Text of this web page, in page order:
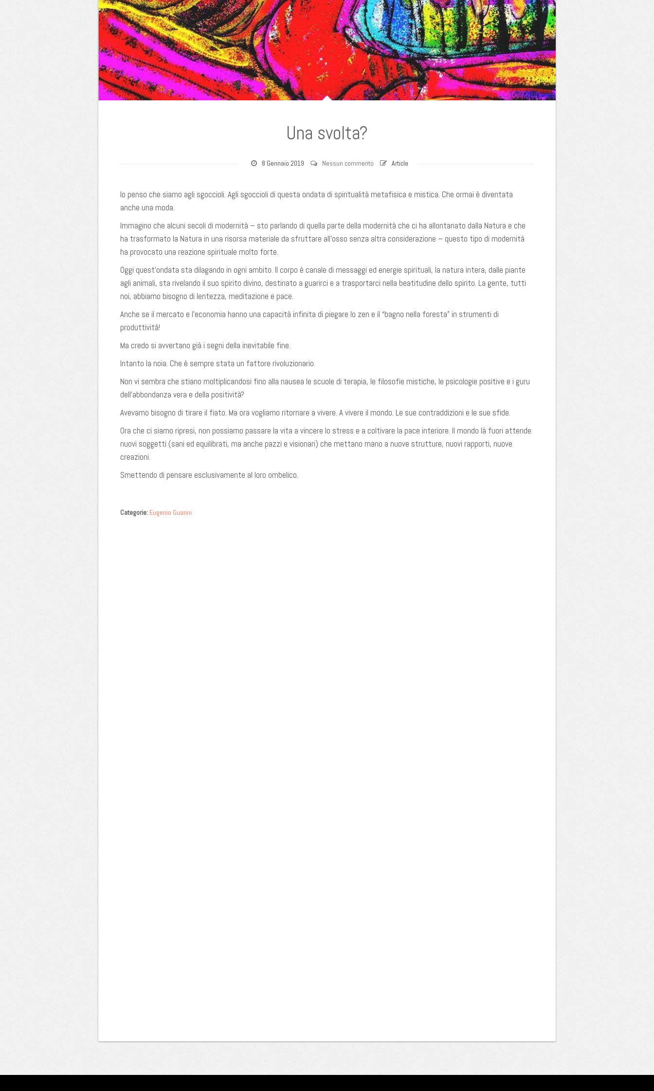
Una svolta?
8 Gennaio 2019 Nessun commento Article
Io penso che siamo agli sgoccioli. Agli sgoccioli di questa ondata di spiritualità metafisica e mistica. Che ormai è diventata
anche una moda.
Immagino che alcuni secoli di modernità – sto parlando di quella parte della modernità che ci ha allontanato dalla Natura e che
ha trasformato la Natura in una risorsa materiale da sfruttare all’osso senza altra considerazione – questo tipo di modernità
ha provocato una reazione spirituale molto forte.
Oggi quest’ondata sta dilagando in ogni ambito. Il corpo è canale di messaggi ed energie spirituali, la natura intera, dalle piante
agli animali, sta rivelando il suo spirito divino, destinato a guarirci e a trasportarci nella beatitudine dello spirito. La gente, tutti
noi, abbiamo bisogno di lentezza, meditazione e pace.
Anche se il mercato e l’economia hanno una capacità infinita di piegare lo zen e il “bagno nella foresta” in strumenti di
produttività!
Ma credo si avvertano già i segni della inevitabile fine.
Intanto la noia. Che è sempre stata un fattore rivoluzionario.
Non vi sembra che stiano moltiplicandosi fino alla nausea le scuole di terapia, le filosofie mistiche, le psicologie positive e i guru
dell’abbondanza vera e della positività?
Avevamo bisogno di tirare il fiato. Ma ora vogliamo ritornare a vivere. A vivere il mondo. Le sue contraddizioni e le sue sfide.
Ora che ci siamo ripresi, non possiamo passare la vita a vincere lo stress e a coltivare la pace interiore. Il mondo là fuori attende
nuovi soggetti (sani ed equilibrati, ma anche pazzi e visionari) che mettano mano a nuove strutture, nuovi rapporti, nuove
creazioni.
Smettendo di pensare esclusivamente al loro ombelico.
Categorie: Eugenio Guarini